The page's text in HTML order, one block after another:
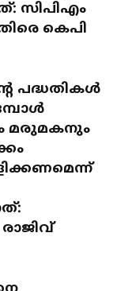
സിപിഎം
കെപി
പദ്ധതികൾ
മരുമകനും